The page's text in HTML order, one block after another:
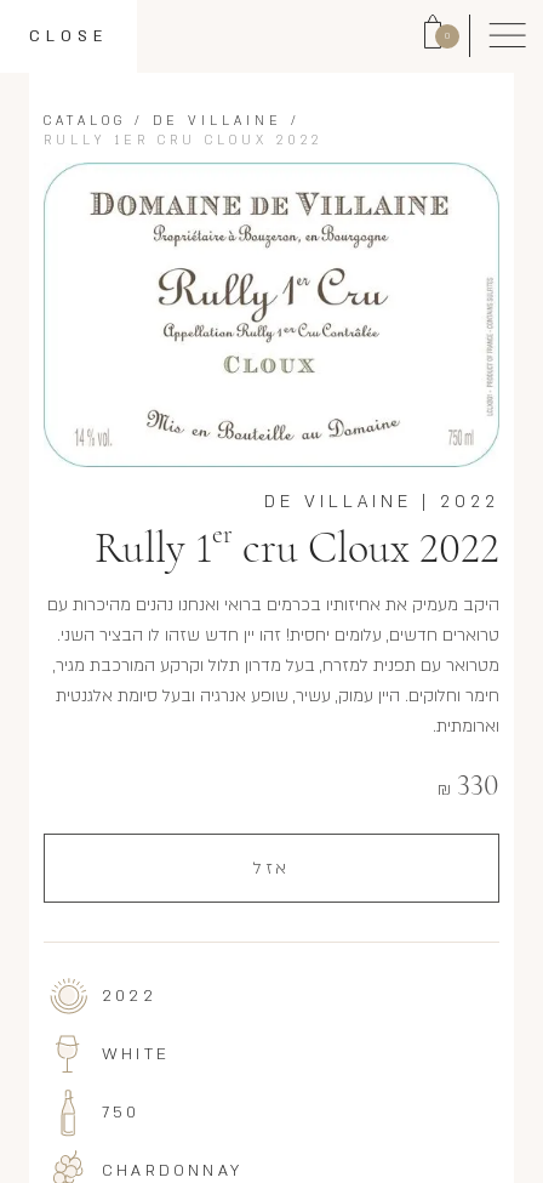
0
CLOSE
CATALOG / DE VILLAINE
/
RULLY 1ER CRU CLOUX 2022
2022
DE VILLAINE
Rully 1er cru Cloux 2022
היקב מעמיק את אחיזותיו בכרמים ברואי ואנחנו נהנים מהיכרות עם
טרוארים חדשים, עלומים יחסית! זהו יין חדש שזהו לו הבציר השני.
מטרואר עם תפנית למזרח, בעל מדרון תלול וקרקע המורכבת מגיר,
חימר וחלוקים. היין עמוק, עשיר, שופע אנרגיה ובעל סיומת אלגנטית
וארומתית.
330
₪
אזל
2022
WHITE
750
CHARDONNAY